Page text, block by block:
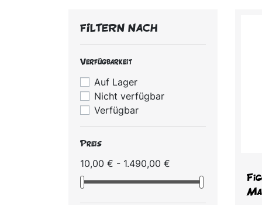
FILTERN NACH
Verfügbarkeit
Auf Lager
Nicht verfügbar
Verfügbar
Preis
10,00 € - 1.490,00 €